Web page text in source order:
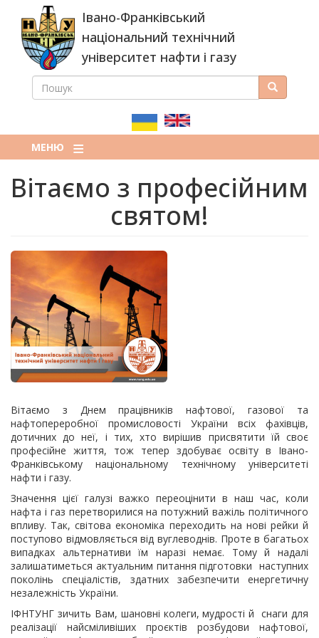
основного
вмісту
Івано-Франківський
національний технічний
університет нафти і газу
ПОШУКОВА
ПОШУК Пошук
МЕНЮ
Вітаємо з професійним
святом!
Вітаємо з Днем працівників нафтової, газової та
нафтопереробної промисловості України всіх фахівців,
дотичних до неї, і тих, хто вирішив присвятити їй своє
професійне життя, тож тепер здобуває освіту в Івано-
Франківському національному технічному університеті
нафти і газу.
Значення цієї галузі важко переоцінити в наш час, коли
нафта і газ перетворилися на потужний важіль політичного
впливу. Так, світова економіка переходить на нові рейки й
поступово відмовляється від вуглеводнів. Проте в багатьох
випадках альтернативи їм наразі немає. Тому й надалі
залишатиметься актуальним питання підготовки наступних
поколінь спеціалістів, здатних забезпечити енергетичну
незалежність України.
ІФНТУНГ зичить Вам, шановні колеги, мудрості й снаги для
реалізації найсміливіших проєктів розбудови нафтової,